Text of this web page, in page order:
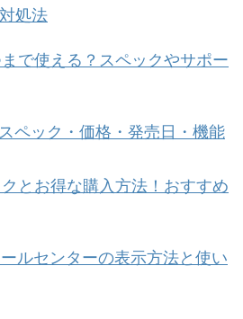
処法
で使える？スペックやサポー
ペック・価格・発売日・機能
とお得な購入方法！おすすめ
ルセンターの表示方法と使い